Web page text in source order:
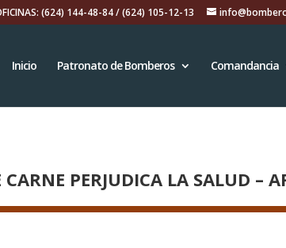
(624) 144-48-84 / (624) 105-12-13
Inicio Patronato de Bomberos Comandancia
PERJUDICA LA SALUD –